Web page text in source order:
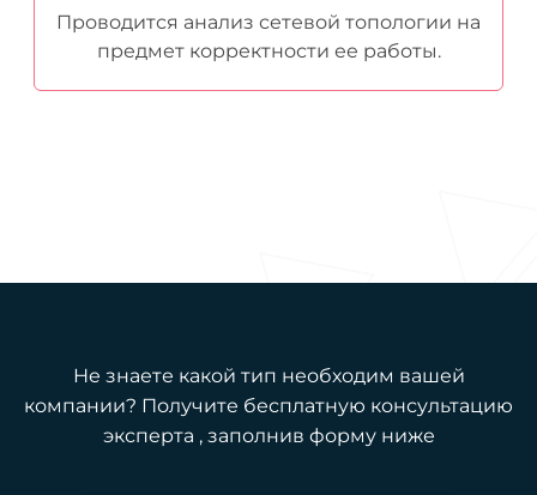
Проводится анализ сетевой топологии на
предмет корректности ее работы.
Не знаете какой тип необходим вашей
компании? Получите бесплатную консультацию
эксперта , заполнив форму ниже